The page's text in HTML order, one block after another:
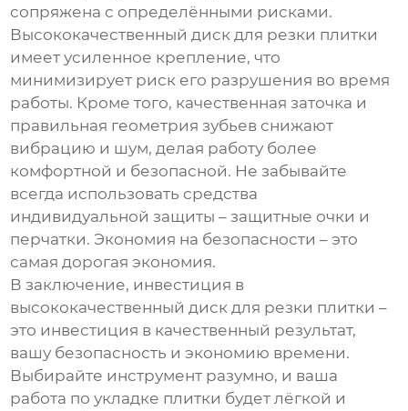
сопряжена с определёнными рисками.
Высококачественный диск для резки плитки
имеет усиленное крепление, что
минимизирует риск его разрушения во время
работы. Кроме того, качественная заточка и
правильная геометрия зубьев снижают
вибрацию и шум, делая работу более
комфортной и безопасной. Не забывайте
всегда использовать средства
индивидуальной защиты – защитные очки и
перчатки. Экономия на безопасности – это
самая дорогая экономия.
В заключение, инвестиция в
высококачественный диск для резки плитки –
это инвестиция в качественный результат,
вашу безопасность и экономию времени.
Выбирайте инструмент разумно, и ваша
работа по укладке плитки будет лёгкой и